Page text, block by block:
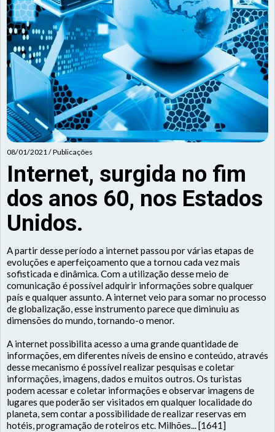
08/01/2021 / Publicações
Internet, surgida no fim
dos anos 60, nos Estados
Unidos.
A partir desse período a internet passou por várias etapas de
evoluções e aperfeiçoamento que a tornou cada vez mais
sofisticada e dinâmica. Com a utilização desse meio de
comunicação é possível adquirir informações sobre qualquer
país e qualquer assunto. A internet veio para somar no processo
de globalização, esse instrumento parece que diminuiu as
dimensões do mundo, tornando-o menor.
A internet possibilita acesso a uma grande quantidade de
informações, em diferentes níveis de ensino e conteúdo, através
desse mecanismo é possível realizar pesquisas e coletar
informações, imagens, dados e muitos outros. Os turistas
podem acessar e coletar informações e observar imagens de
lugares que poderão ser visitados em qualquer localidade do
planeta, sem contar a possibilidade de realizar reservas em
hotéis, programação de roteiros etc. Milhões... [1641]